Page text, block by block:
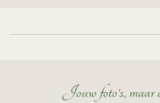
Jouw foto’s, maar